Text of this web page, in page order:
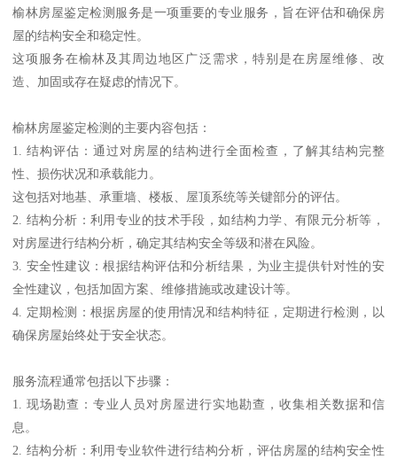
榆林房屋鉴定检测服务是一项重要的专业服务，旨在评估和确保房
屋的结构安全和稳定性。
这项服务在榆林及其周边地区广泛需求，特别是在房屋维修、改
造、加固或存在疑虑的情况下。
榆林房屋鉴定检测的主要内容包括：
1. 结构评估：通过对房屋的结构进行全面检查，了解其结构完整
性、损伤状况和承载能力。
这包括对地基、承重墙、楼板、屋顶系统等关键部分的评估。
2. 结构分析：利用专业的技术手段，如结构力学、有限元分析等，
对房屋进行结构分析，确定其结构安全等级和潜在风险。
3. 安全性建议：根据结构评估和分析结果，为业主提供针对性的安
全性建议，包括加固方案、维修措施或改建设计等。
4. 定期检测：根据房屋的使用情况和结构特征，定期进行检测，以
确保房屋始终处于安全状态。
服务流程通常包括以下步骤：
1. 现场勘查：专业人员对房屋进行实地勘查，收集相关数据和信
息。
2. 结构分析：利用专业软件进行结构分析，评估房屋的结构安全性